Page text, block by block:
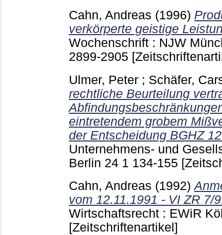
Cahn, Andreas (1996)
verkörperte geistige
Wochenschrift : NJW
2899-2905
Ulmer, Peter ; Schäfer,
rechtliche Beurteilung
eintretendem grobem
der Entscheidung BGHZ
Unternehmens- und
Berlin 24 1 134-155
Cahn, Andreas (1992)
vom 12.11.1991 - VI ZR 7/
Wirtschaftsrecht : EWiR
[Zeitschriftenartikel]